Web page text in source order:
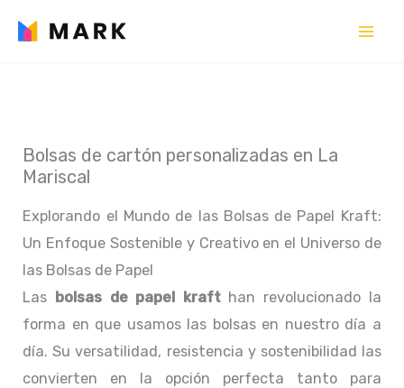
Bolsas de cartón personalizadas en La
Mariscal
Explorando el Mundo de las Bolsas de Papel Kraft:
Un Enfoque Sostenible y Creativo en el Universo de
las Bolsas de Papel
Las bolsas de papel krafthan revolucionado la
forma en que usamos las bolsas en nuestro día a
día. Su versatilidad, resistencia y sostenibilidad las
convierten en la opción perfecta tanto para